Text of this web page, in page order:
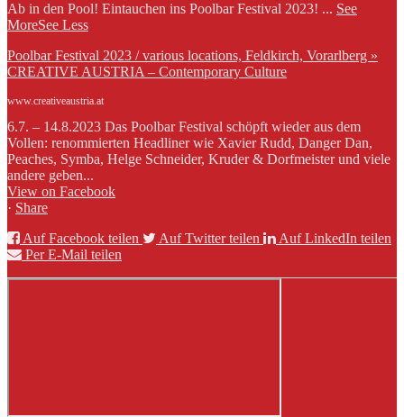
Ab in den Pool! Eintauchen ins Poolbar Festival 2023! ... See
MoreSee Less
Poolbar Festival 2023 / various locations, Feldkirch, Vorarlberg »
CREATIVE AUSTRIA – Contemporary Culture
www.creativeaustria.at
6.7. – 14.8.2023 Das Poolbar Festival schöpft wieder aus dem
Vollen: renommierten Headliner wie Xavier Rudd, Danger Dan,
Peaches, Symba, Helge Schneider, Kruder & Dorfmeister und viele
andere geben...
View on Facebook
· Share
Auf Facebook teilen
Auf Twitter teilen
Auf LinkedIn teilen
Per E-Mail teilen